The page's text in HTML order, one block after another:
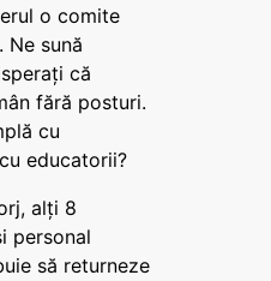
o comite
sună
că
fără posturi.
cu
educatorii?
alți 8
personal
să returneze